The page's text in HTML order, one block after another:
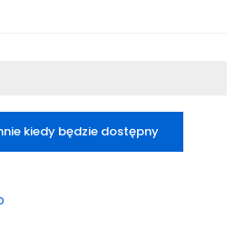
kiedy będzie dostępny